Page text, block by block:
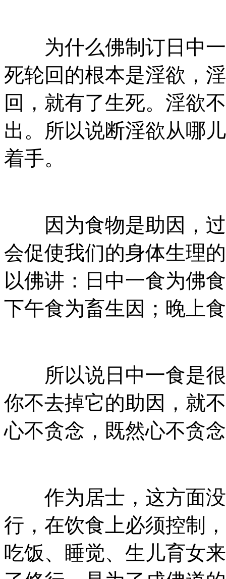
为什么佛制订日中一
死轮回的根本是淫欲，
回，就有了生死。淫欲
出。所以说断淫欲从哪
着手。
因为食物是助因，过
会促使我们的身体生理
以佛讲：日中一食为佛
下午食为畜生因；晚上
所以说日中一食是很
你不去掉它的助因，就
心不贪念，既然心不贪
作为居士，这方面没
行，在饮食上必须控制
吃饭、睡觉、生儿育女